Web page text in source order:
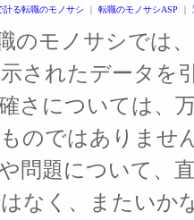
計る転職のモノサシ ｜ 転職のモノサシASP ｜
のモノサシでは
されたデータを
さについては、
のではありませ
問題について、
なく、またいか